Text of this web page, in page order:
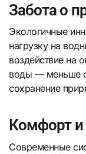
Забота о
Экологичные
нагрузку на
воздействие
воды — меньше
сохранение
Комфорт и
Современные